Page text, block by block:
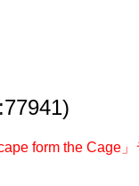
form the Cage